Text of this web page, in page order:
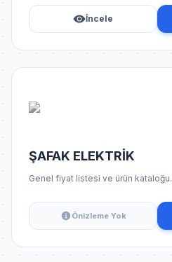
İncele
ŞAFAK ELEKTRİK
Genel fiyat listesi ve ürün kataloğu.
Önizleme Yok